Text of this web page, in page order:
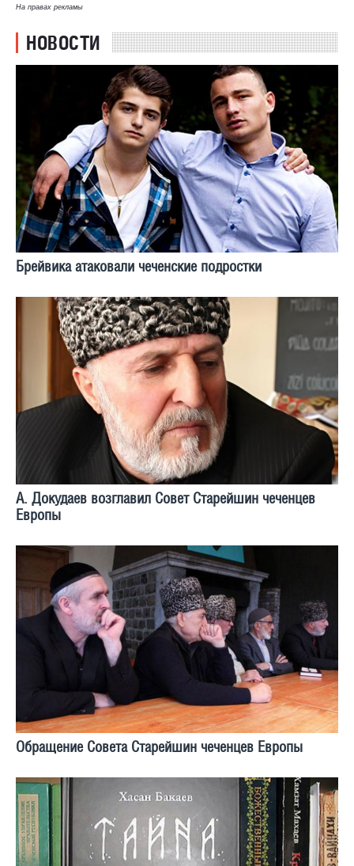
На правах рекламы
НОВОСТИ
Брейвика атаковали чеченские подростки
А. Докудаев возглавил Совет Старейшин чеченцев
Европы
Обращение Совета Старейшин чеченцев Европы